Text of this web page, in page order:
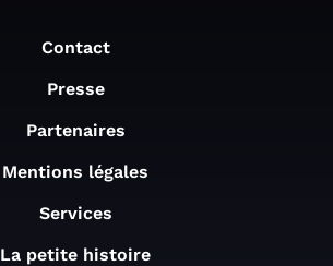
Contact
Presse
Partenaires
Mentions légales
Services
La petite histoire